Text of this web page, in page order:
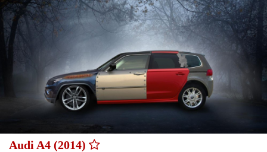
Audi A4 (2014)